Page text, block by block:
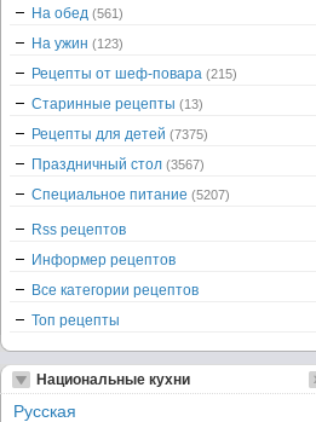
На обед (561)
На ужин (123)
Рецепты от шеф-повара (215)
Старинные рецепты (13)
Рецепты для детей (7375)
Праздничный стол (3567)
Специальное питание (5207)
Rss рецептов
Информер рецептов
Все категории рецептов
Топ рецепты
Национальные кухни
Русская